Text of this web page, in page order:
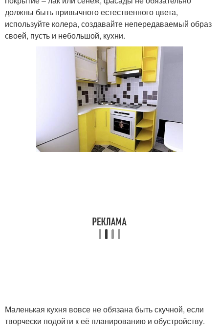
должны быть привычного естественного цвета,
используйте колера, создавайте непередаваемый образ
своей, пусть и небольшой, кухни.
Маленькая кухня вовсе не обязана быть скучной, если
творчески подойти к её планированию и обустройству.